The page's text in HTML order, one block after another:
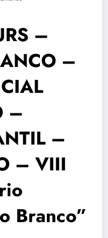
–
–
–
–
– VIII
Branco”